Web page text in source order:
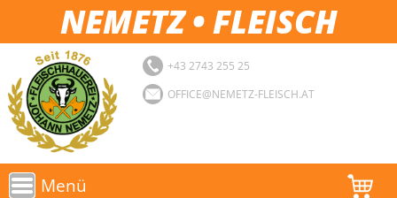
NEMETZ • FLEISCH
+43 2743 255 25
OFFICE@NEMETZ-FLEISCH.AT
Menü